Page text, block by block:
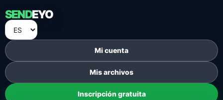
SENDEYO
Mi cuenta
Mis archivos
Inscripción gratuita